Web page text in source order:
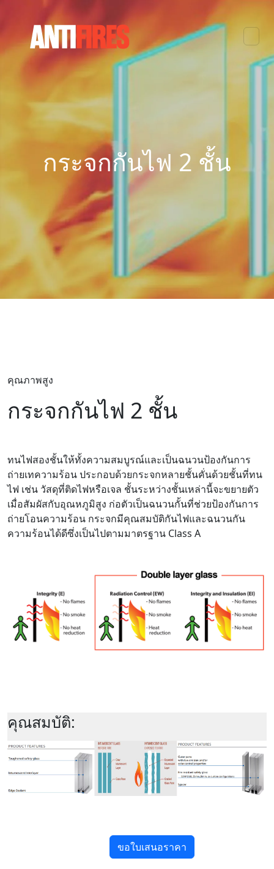
กระจกกันไฟ 2 ชั้น
คุณภาพสูง
กระจกกันไฟ 2 ชั้น
ทนไฟสองชั้นให้ทั้งความสมบูรณ์และเป็นฉนวนป้องกันการ
ถ่ายเทความร้อน ประกอบด้วยกระจกหลายชั้นคั่นด้วยชั้นที่ทน
ไฟ เช่น วัสดุที่ติดไฟหรือเจล ชั้นระหว่างชั้นเหล่านี้จะขยายตัว
เมื่อสัมผัสกับอุณหภูมิสูง ก่อตัวเป็นฉนวนกั้นที่ช่วยป้องกันการ
ถ่ายโอนความร้อน กระจกมีคุณสมบัติกันไฟและฉนวนกัน
ความร้อนได้ดีซึ่งเป็นไปตามมาตรฐาน Class A
คุณสมบัติ:
ขอใบเสนอราคา